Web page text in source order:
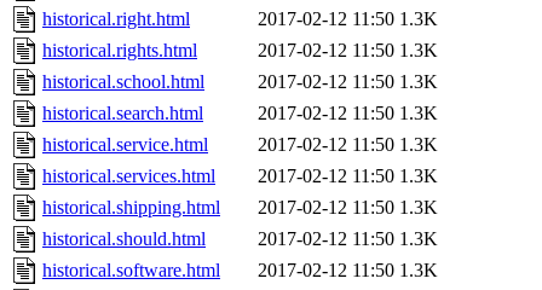
historical.right.html
2017-02-12 11:50 1.3K
historical.rights.html
2017-02-12 11:50 1.3K
historical.school.html
2017-02-12 11:50 1.3K
historical.search.html
2017-02-12 11:50 1.3K
historical.service.html
2017-02-12 11:50 1.3K
historical.services.html
2017-02-12 11:50 1.3K
historical.shipping.html
2017-02-12 11:50 1.3K
historical.should.html
2017-02-12 11:50 1.3K
historical.software.html
2017-02-12 11:50 1.3K